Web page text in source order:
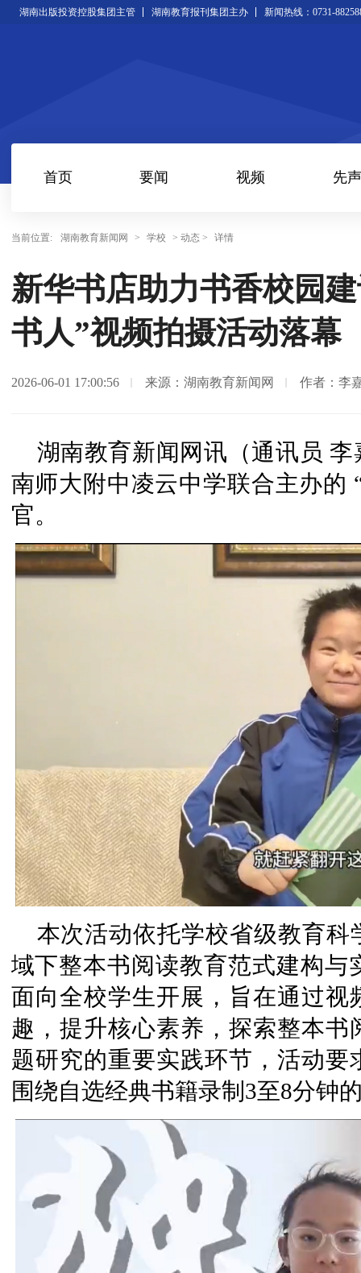
湖南出版投资控股集团主管 湖南教育报刊集团主办 新闻热线：0731-
首页 要闻 视频 先声
当前位置: 湖南教育新闻网 > 学校 > 动态 > 详情
新华书店助力书香校园
书人”视频拍摄活动落幕
2026-06-01 17:00:56 来源：湖南教育新闻网 作者：李
湖南教育新闻网讯（通讯员
南师大附中凌云中学联合主办的
官。
本次活动依托学校省级教育
域下整本书阅读教育范式建构与
面向全校学生开展，旨在通过
趣，提升核心素养，探索整本
题研究的重要实践环节，活动
围绕自选经典书籍录制3至8分钟